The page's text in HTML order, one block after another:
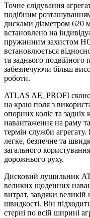
Точне слідування
подібним
дисками діаметром
встановлено на
пружинним захистом
встановлюється
та заднього
забезпечуючи більш
роботи.
ATLAS AE_PROFI
на краю поля з
опорних коліс та
навантаження на раму
термін служби агрегату.
легке, безпечне та
загального
дорожнього руху.
Дисковий лущильник
великих щоденних
витрат, завдяки
швидкості. Він
стерні по всій ширині